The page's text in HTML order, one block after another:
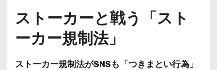
ストーカーと戦う「スト
ーカー規制法」
ストーカー規制法がSNSも「つきまとい行為」